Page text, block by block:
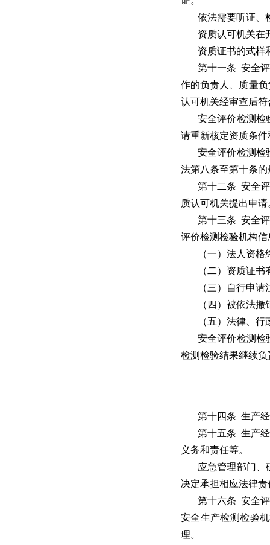
依法需要听证、
资质认可机关在
资质证书的式样
第十一条 安全
作的负责人、质量
认可机关经审查后
安全评价检测检
请重新核定资质条
安全评价检测检
法第八条至第十条
第十二条 安全
质认可机关提出申
第十三条 安全
评价检测检验机构信
（一）法人资格
（二）资质证
（三）自行申请
（四）被依法
（五）法律、
安全评价检测检
检测检验结果继续负
第十四条 生产
第十五条 生产
义务和责任等。
应急管理部门、
决定承担相应法律责
第十六条 安全
安全生产检测检验
理。